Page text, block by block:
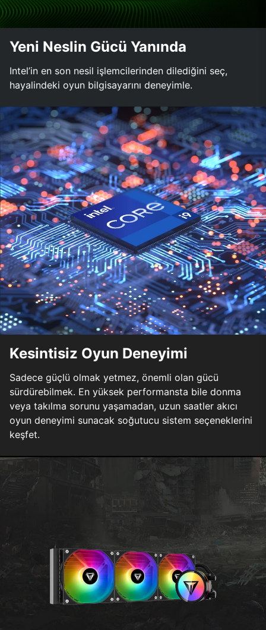
Yeni Neslin Gücü Yanında
Intel’in en son nesil işlemcilerinden dilediğini seç,
hayalindeki oyun bilgisayarını deneyimle.
Kesintisiz Oyun Deneyimi
Sadece güçlü olmak yetmez, önemli olan gücü
sürdürebilmek. En yüksek performansta bile donma
veya takılma sorunu yaşamadan, uzun saatler akıcı
oyun deneyimi sunacak soğutucu sistem seçeneklerini
keşfet.